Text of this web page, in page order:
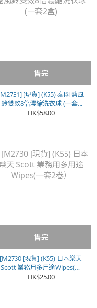
售完
[現貨] (K55) 泰國 藍風
鈴雙效8倍濃縮洗衣球 (一套2
盒)
HK$58.00
售完
[M2730 [現貨] (K55) 日本樂天
Scott 業務用多用途Wipes(一
套2卷）
HK$25.00